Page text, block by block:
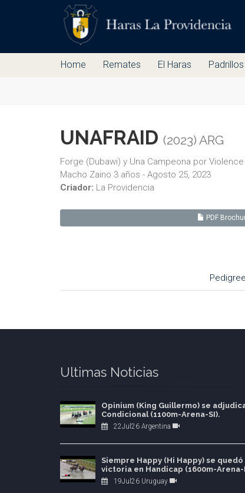
Home Remates El Haras Padrillos
UNAFRAID (2023) ARG
Forge (Dubawi) y Una Campeona por Violence
Macho Zaino 3 años - Agosto 25, 2023
Criador: La Providencia
PDF
Pedigree
Ultimas Noticias
Opinium (King Guillermo) se
Condicional (1100m-Arena-SI).
22Jul26 Argentina
Siempre Happy (Hi Happy) se quedó
victoria en Handicap (1600m-Arena-
19Jul26 Uruguay